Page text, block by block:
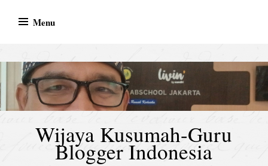
Menu
Wijaya Kusumah-Guru
Blogger Indonesia